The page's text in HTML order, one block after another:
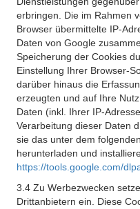
erbringen. Die im Rahmen
Browser übermittelte IP-
Daten von Google
Speicherung der Cookies
Einstellung Ihrer Browser-
darüber hinaus die
erzeugten und auf Ihre
Daten (inkl. Ihrer IP-
Verarbeitung dieser Daten
sie das unter dem
herunterladen und
https://tools.google.com/
3.4 Zu Werbezwecken
Drittanbietern ein. Diese